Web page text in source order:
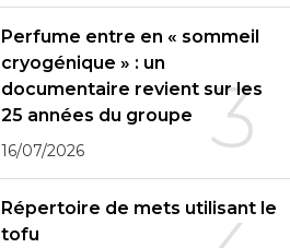
3
Perfume entre en « sommeil
cryogénique » : un
documentaire revient sur les
25 années du groupe
16/07/2026
Répertoire de mets utilisant le
tofu